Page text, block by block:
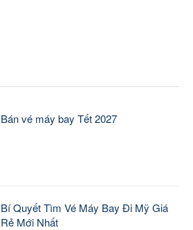
Bán vé máy bay Tết 2027
Bí Quyết Tìm Vé Máy Bay Đi Mỹ Giá
Rẻ Mới Nhất